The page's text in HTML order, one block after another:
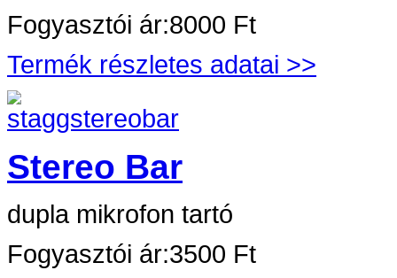
Fogyasztói ár:8000 Ft
Termék részletes adatai >>
Stereo Bar
dupla mikrofon tartó
Fogyasztói ár:3500 Ft